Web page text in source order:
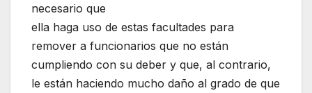
necesario que
ella haga uso de estas facultades para
remover a funcionarios que no están
cumpliendo con su deber y que, al contrario,
le están haciendo mucho daño al grado de que